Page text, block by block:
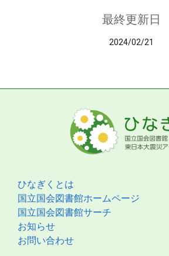
最終更新日
2024/02/21
ひなぎくとは
国立国会図書館ホームページ
国立国会図書館サーチ
お知らせ
お問い合わせ